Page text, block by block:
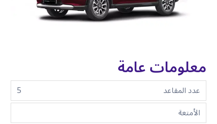
معلومات عامة
عدد المقاعد
5
الأمتعة